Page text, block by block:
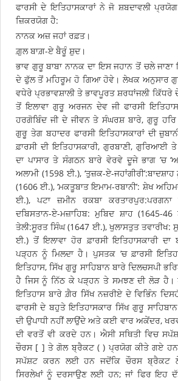
ਫਾਰਸੀ ਦੇ ਇਤਿਹਾਸਕਾਰਾਂ ਨੇ ਜੋ ਸ਼ਬਦਾਵਲੀ
ਜ਼ਿਕਰਯੋਗ ਹੈ:
ਨਾਨਕ ਅਜ਼ ਜਹਾਂ ਰਫ਼ਤ।
ਗ਼ੁਲ ਬਾਗ਼-ਏ ਬੈਰੂੰ ਸ਼ੁਦ।
ਭਾਵ ਗੁਰੂ ਬਾਬਾ ਨਾਨਕ ਦਾ ਇਸ ਜਹਾਨ ਤੋਂ ਚਲੇ
ਦੇ ਫੁੱਲ ਤੋਂ ਮਹਿਰੂਮ ਹੋ ਗਿਆ ਹੋਵੇ। ਲੇਖਕ ਅਨੁਸਾਰ
ਵਧੇਰੇ ਪ੍ਰਭਾਵਸ਼ਾਲੀ ਤੇ ਭਾਵਪੂਰਤ ਸ਼ਰਧਾਂਜਲੀ
ਤੋਂ ਇਲਾਵਾ ਗੁਰੂ ਅਰਜਨ ਦੇਵ ਜੀ ਫਾਰਸੀ
ਹਰਗੋਬਿੰਦ ਜੀ ਦੇ ਜੀਵਨ ਤੇ ਸੰਘਰਸ਼ ਬਾਰੇ, ਗੁਰੂ ਹਰਿ
ਗੁਰੂ ਤੇਗ ਬਹਾਦਰ ਫਾਰਸੀ ਇਤਿਹਾਸਕਾਰਾਂ ਦੀ
ਫ਼ਾਰਸੀ ਦੀ ਇਤਿਹਾਸਕਾਰੀ, ਗੁਰਬਾਣੀ, ਗੁਰਿਆਈ
ਦਾ ਪਾਸਾਰ ਤੇ ਸੰਗਠਨ ਬਾਰੇ ਵੇਰਵੇ ਦੂਜੇ ਭਾਗ ’ਚ
ਅਲਾਮੀ (1598 ਈ.), ‘ਤੁਜ਼ਕ-ਏ-
(1606 ਈ.), ‘ਮਕਤੂਬਾਤ ਇਮਾਮ-ਰਬਾਨੀ’: ਸ਼ੇਖ
ਈ.), ਪਟਾ ਜ਼ਮੀਨ ਰਕਬਾ
ਦਬਿਸਤਾਨ-ਏ-ਮਜ਼ਾਹਿਬ: ਮੁਬਿਦ ਸ਼ਾਹ (1645-
ਤੇਲੀ:ਸੂਰਤ ਸਿੰਘ (1647 ਈ.), ਖੁਲਾਸਤੁਤ ਤਵਾਰੀਖ:
ਈ.) ਤੋਂ ਇਲਾਵਾ ਹੋਰ ਫ਼ਾਰਸੀ ਇਤਿਹਾਸਕਾਰੀ
ਪੜ੍ਹਨ ਨੂੰ ਮਿਲਦਾ ਹੈ। ਪੁਸਤਕ ’ਚ ਫ਼ਾਰਸੀ
ਇਤਿਹਾਸ, ਸਿੱਖ ਗੁਰੂ ਸਾਹਿਬਾਨ ਬਾਰੇ ਦਿਲਚਸਪੀ
ਹੈ ਜਿਸ ਨੂੰ ਨਿੱਠ ਕੇ ਪੜ੍ਹਨ ਤੇ ਸਮਝਣ ਦੀ ਲੋੜ ਹੈ।
ਇਤਿਹਾਸ ਬਾਰੇ ਗ਼ੈਰ ਸਿੱਖ ਨਜ਼ਰੀਏ ਦੇ ਵਿਭਿੰਨ
ਫਾਰਸੀ ਦੇ ਬਹੁਤੇ ਇਤਿਹਾਸਕਾਰ ਸਿੱਖ ਗੁਰੂ
ਦੀ ਉਪਾਧੀ ਨਹੀਂ ਲਾਉਂਦੇ ਅਤੇ ਕਈ ਵਾਰ ਅਕੇਂਦਰ,
ਦੀ ਵਰਤੋਂ ਵੀ ਕਰਦੇ ਹਨ। ਐਸੀ ਸਥਿਤੀ ਵਿਚ
ਚੌਰਸ [ ] ਤੇ ਗੋਲ ਬ੍ਰੈਕਟ ( ) ਪ੍ਰਯੋਗ ਕੀਤੇ ਗਏ
ਸਪੱਸ਼ਟ ਕਰਨ ਲਈ ਹਨ ਜਦੋਂਕਿ ਚੌਰਸ ਬ੍ਰੈਕਟ
ਸਿਰਲੇਖਾਂ ਨੂੰ ਦਰਸਾਉਣ ਲਈ ਹਨ; ਜਾਂ ਫਿਰ ਇਹ